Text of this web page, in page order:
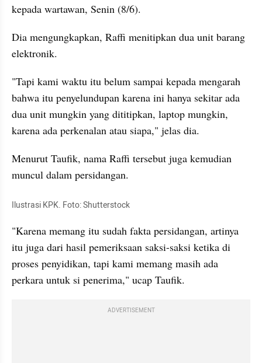
kepada wartawan, Senin (8/6).
Dia mengungkapkan, Raffi menitipkan dua unit barang
elektronik.
"Tapi kami waktu itu belum sampai kepada mengarah
bahwa itu penyelundupan karena ini hanya sekitar ada
dua unit mungkin yang dititipkan, laptop mungkin,
karena ada perkenalan atau siapa," jelas dia.
Menurut Taufik, nama Raffi tersebut juga kemudian
muncul dalam persidangan.
Ilustrasi KPK. Foto: Shutterstock
"Karena memang itu sudah fakta persidangan, artinya
itu juga dari hasil pemeriksaan saksi-saksi ketika di
proses penyidikan, tapi kami memang masih ada
perkara untuk si penerima," ucap Taufik.
ADVERTISEMENT